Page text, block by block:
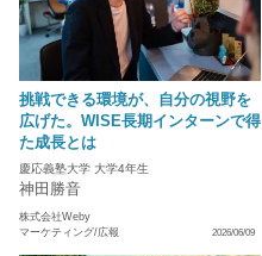
挑戦できる環境が、自分の視野を
広げた。WISE長期インターンで得
た成長とは
慶応義塾大学 大学4年生
神田勝音
株式会社Weby
マーケティング/広報
2026/06/09